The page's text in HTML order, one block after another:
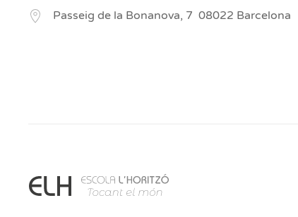
Passeig de la Bonanova, 7 08022 Barcelona